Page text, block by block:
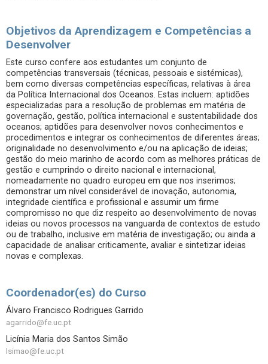
Objetivos da Aprendizagem e Competências a
Desenvolver
Este curso confere aos estudantes um conjunto de
competências transversais (técnicas, pessoais e sistémicas),
bem como diversas competências específicas, relativas à área
da Política Internacional dos Oceanos. Estas incluem: aptidões
especializadas para a resolução de problemas em matéria de
governação, gestão, política internacional e sustentabilidade dos
oceanos; aptidões para desenvolver novos conhecimentos e
procedimentos e integrar os conhecimentos de diferentes áreas;
originalidade no desenvolvimento e/ou na aplicação de ideias;
gestão do meio marinho de acordo com as melhores práticas de
gestão e cumprindo o direito nacional e internacional,
nomeadamente no quadro europeu em que nos inserimos;
demonstrar um nível considerável de inovação, autonomia,
integridade científica e profissional e assumir um firme
compromisso no que diz respeito ao desenvolvimento de novas
ideias ou novos processos na vanguarda de contextos de estudo
ou de trabalho, inclusive em matéria de investigação; ou ainda a
capacidade de analisar criticamente, avaliar e sintetizar ideias
novas e complexas.
Coordenador(es) do Curso
Álvaro Francisco Rodrigues Garrido
agarrido@fe.uc.pt
Licínia Maria dos Santos Simão
lsimao@fe.uc.pt